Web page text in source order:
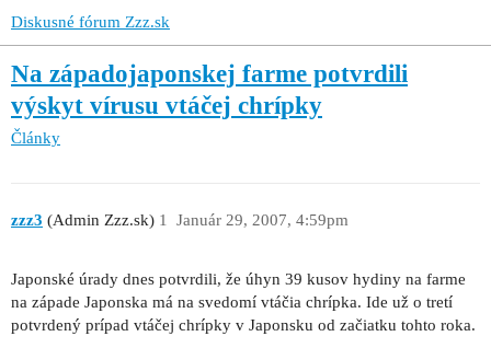
Diskusné fórum Zzz.sk
Na západojaponskej farme potvrdili
výskyt vírusu vtáčej chrípky
Články
zzz3 (Admin Zzz.sk) Január 29, 2007, 4:59pm
1
Japonské úrady dnes potvrdili, že úhyn 39 kusov hydiny na farme
na západe Japonska má na svedomí vtáčia chrípka. Ide už o tretí
potvrdený prípad vtáčej chrípky v Japonsku od začiatku tohto roka.